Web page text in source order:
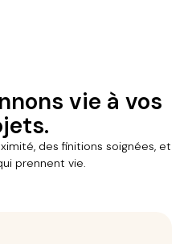
vie à vos
des finitions soignées, et
prennent vie.